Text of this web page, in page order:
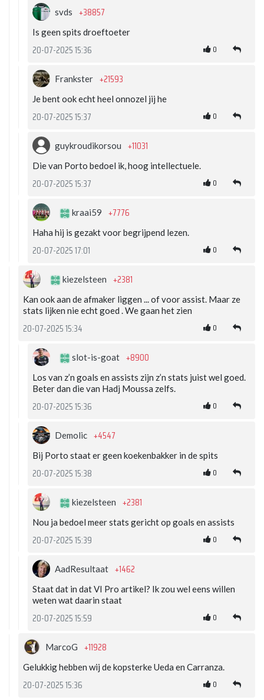
svds +38857
Is geen spits droeftoeter
20-07-2025 15:36 0
Frankster +21593
Je bent ook echt heel onnozel jij he
20-07-2025 15:37 0
guykroudikorsou +11031
Die van Porto bedoel ik, hoog intellectuele.
20-07-2025 15:37 0
kraai59 +7776
Haha hij is gezakt voor begrijpend lezen.
20-07-2025 17:01 0
kiezelsteen +2381
Kan ook aan de afmaker liggen ... of voor assist. Maar ze
stats lijken nie echt goed . We gaan het zien
20-07-2025 15:34 0
slot-is-goat +8900
Los van z’n goals en assists zijn z’n stats juist wel goed.
Beter dan die van Hadj Moussa zelfs.
20-07-2025 15:36 0
Demolic +4547
Bij Porto staat er geen koekenbakker in de spits
20-07-2025 15:38 0
kiezelsteen +2381
Nou ja bedoel meer stats gericht op goals en assists
20-07-2025 15:39 0
AadResultaat +1462
Staat dat in dat VI Pro artikel? Ik zou wel eens willen
weten wat daarin staat
20-07-2025 15:59 0
MarcoG +11928
Gelukkig hebben wij de kopsterke Ueda en Carranza.
20-07-2025 15:36 0